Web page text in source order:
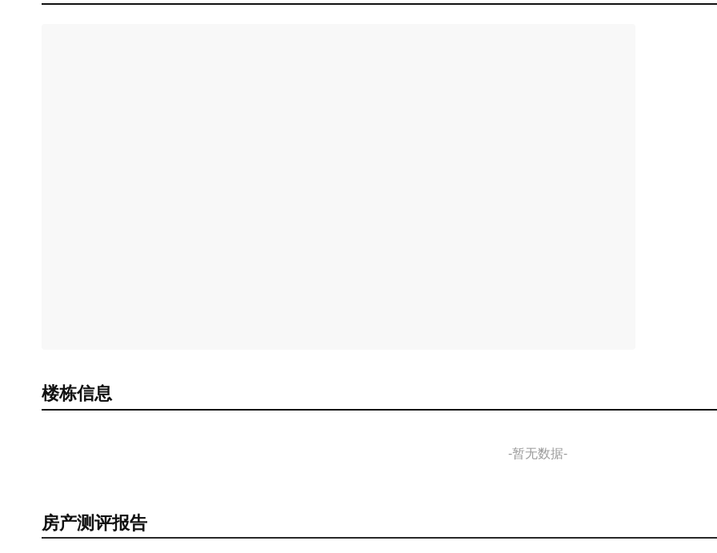
楼栋信息
-暂无数据-
房产测评报告